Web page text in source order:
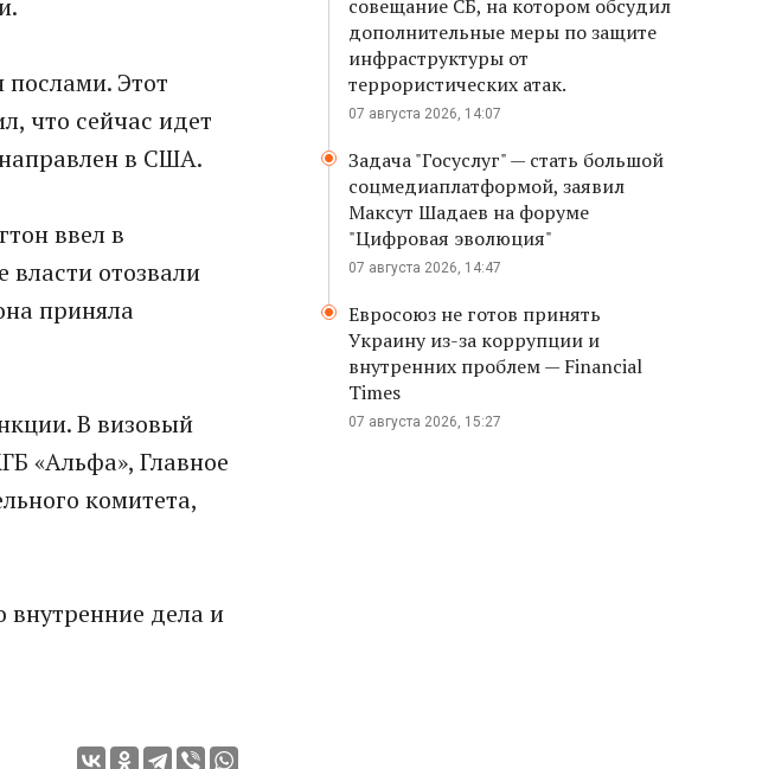
Этот
что сейчас идет
в США.
ввел в
власти отозвали
приняла
В визовый
«Альфа», Главное
комитета,
внутренние дела и
совещание СБ, на котором обсудил
дополнительные меры по защите
инфраструктуры от
террористических атак.
07 августа 2026, 14:07
Задача "Госуслуг" — стать большой
соцмедиаплатформой, заявил
Максут Шадаев на форуме
"Цифровая эволюция"
07 августа 2026, 14:47
Евросоюз не готов принять
Украину из-за коррупции и
внутренних проблем — Financial
Times
07 августа 2026, 15:27